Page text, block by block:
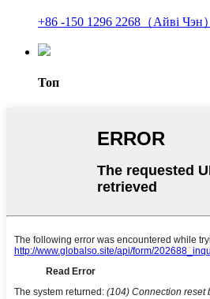
+86 -150 1296 2268（Айві Чэн）
Топ